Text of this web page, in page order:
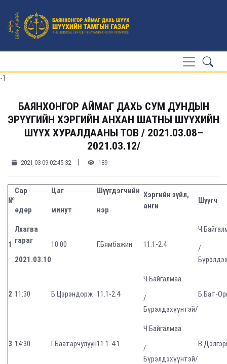
-1
БАЯНХОНГОР АЙМАГ ДАХЬ СУМ ДУНДЫН
ЭРҮҮГИЙН ХЭРГИЙН АНХАН ШАТНЫ ШҮҮХИЙН
ШҮҮХ ХУРАЛДААНЫ ТОВ / 2021.03.08–
2021.03.12/
2021-03-09 02:45:32| 189
№
Сар
өдөр
Цаг
минут
Шүүгдэгчийн
нэр
Хэргийн зүйл,
анги
Шүүгч
1
Лхагва
гараг
2021 .03.10
10:00 Г.Бямбажин 11.1-2.4
/
2 11:30 Б.Цэрэндорж 11.1-2.4
Ч.Байгалмаа
/
Бүрэлдэхүүнтэй/
Б.Бат-
3 14:30 Г.Баатарчулуун11.1-4.1
Ч.Байгалмаа
/
Бүрэлдэхүүнтэй/